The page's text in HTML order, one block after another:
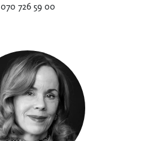
070 726 59 00